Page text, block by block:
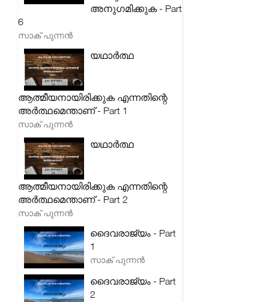
അനുഗമിക്കുക - Part
6
സാക് പുന്നൻ
യഥാർത്ഥ
ആത്മീയനായിരിക്കുക എന്നതിന്റെ
അർത്ഥമെന്താണ് - Part 1
സാക് പുന്നൻ
യഥാർത്ഥ
ആത്മീയനായിരിക്കുക എന്നതിന്റെ
അർത്ഥമെന്താണ് - Part 2
സാക് പുന്നൻ
ദൈവരാജ്യം - Part
1
സാക് പുന്നൻ
ദൈവരാജ്യം - Part
2